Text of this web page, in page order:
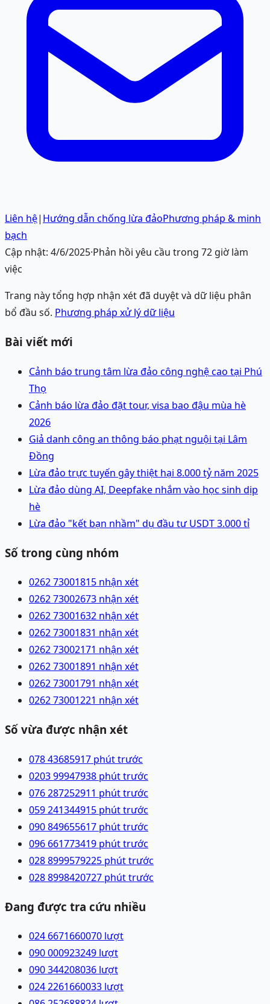
Liên hệ| Hướng dẫn chống lừa đảoPhương pháp & minh
bạch
Cập nhật: 4/6/2025·Phản hồi yêu cầu trong 72 giờ làm
việc
Trang này tổng hợp nhận xét đã duyệt và dữ liệu phân
bổ đầu số. Phương pháp xử lý dữ liệu
Bài viết mới
Cảnh báo trung tâm lừa đảo công nghệ cao tại Phú
Thọ
Cảnh báo lừa đảo đặt tour, visa bao đậu mùa hè
2026
Giả danh công an thông báo phạt nguội tại Lâm
Đồng
Lừa đảo trực tuyến gây thiệt hại 8.000 tỷ năm 2025
Lừa đảo dùng AI, Deepfake nhắm vào học sinh dịp
hè
Lừa đảo "kết bạn nhầm" dụ đầu tư USDT 3.000 tỉ
Số trong cùng nhóm
0262 73001815 nhận xét
0262 73002673 nhận xét
0262 73001632 nhận xét
0262 73001831 nhận xét
0262 73002171 nhận xét
0262 73001891 nhận xét
0262 73001791 nhận xét
0262 73001221 nhận xét
Số vừa được nhận xét
078 43685917 phút trước
0203 99947938 phút trước
076 287252911 phút trước
059 241344915 phút trước
090 849655617 phút trước
096 661773419 phút trước
028 8999579225 phút trước
028 8998420727 phút trước
Đang được tra cứu nhiều
024 6671660070 lượt
090 000923249 lượt
090 344208036 lượt
024 2261660033 lượt